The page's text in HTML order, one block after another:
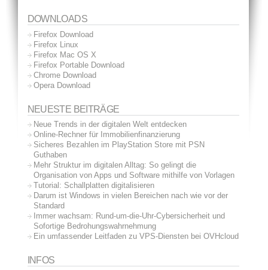
DOWNLOADS
Firefox Download
Firefox Linux
Firefox Mac OS X
Firefox Portable Download
Chrome Download
Opera Download
NEUESTE BEITRÄGE
Neue Trends in der digitalen Welt entdecken
Online-Rechner für Immobilienfinanzierung
Sicheres Bezahlen im PlayStation Store mit PSN
Guthaben
Mehr Struktur im digitalen Alltag: So gelingt die
Organisation von Apps und Software mithilfe von Vorlagen
Tutorial: Schallplatten digitalisieren
Darum ist Windows in vielen Bereichen nach wie vor der
Standard
Immer wachsam: Rund-um-die-Uhr-Cybersicherheit und
Sofortige Bedrohungswahrnehmung
Ein umfassender Leitfaden zu VPS-Diensten bei OVHcloud
INFOS